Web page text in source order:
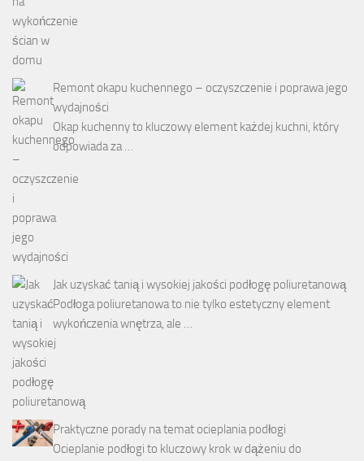
Remont okapu kuchennego – oczyszczenie i poprawa jego
wydajności
Okap kuchenny to kluczowy element każdej kuchni, który
odpowiada za …
Jak uzyskać tanią i wysokiej jakości podłogę poliuretanową
Podłoga poliuretanowa to nie tylko estetyczny element
wykończenia wnętrza, ale …
Praktyczne porady na temat ocieplania podłogi
Ocieplanie podłogi to kluczowy krok w dążeniu do